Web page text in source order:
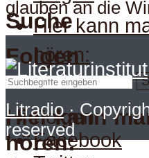
Suche
Hier kann
hören:
Hier kann
hören:
Folgen
Folgen
Facebook
glauben an die
Litradio·
reserved